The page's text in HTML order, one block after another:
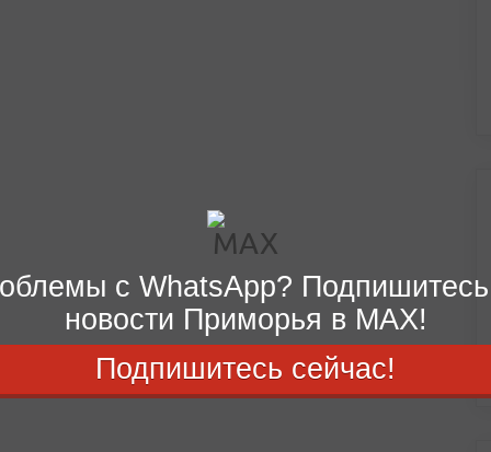
с WhatsApp?
новости Приморья в MAX!
Подпишитесь сейчас!